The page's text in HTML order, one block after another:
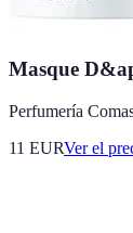
Masque
Perfumería
11 EURVer el